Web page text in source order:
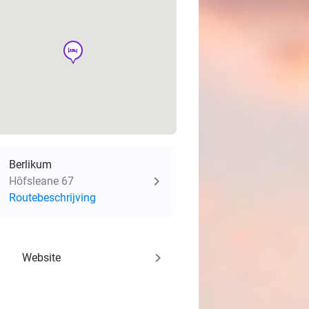
hotel
Berlikum
Hôfsleane 67
Routebeschrijving
Website keyboard_arrow_right